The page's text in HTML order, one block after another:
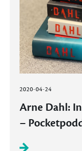
2020-04-24
Arne Dahl:
–